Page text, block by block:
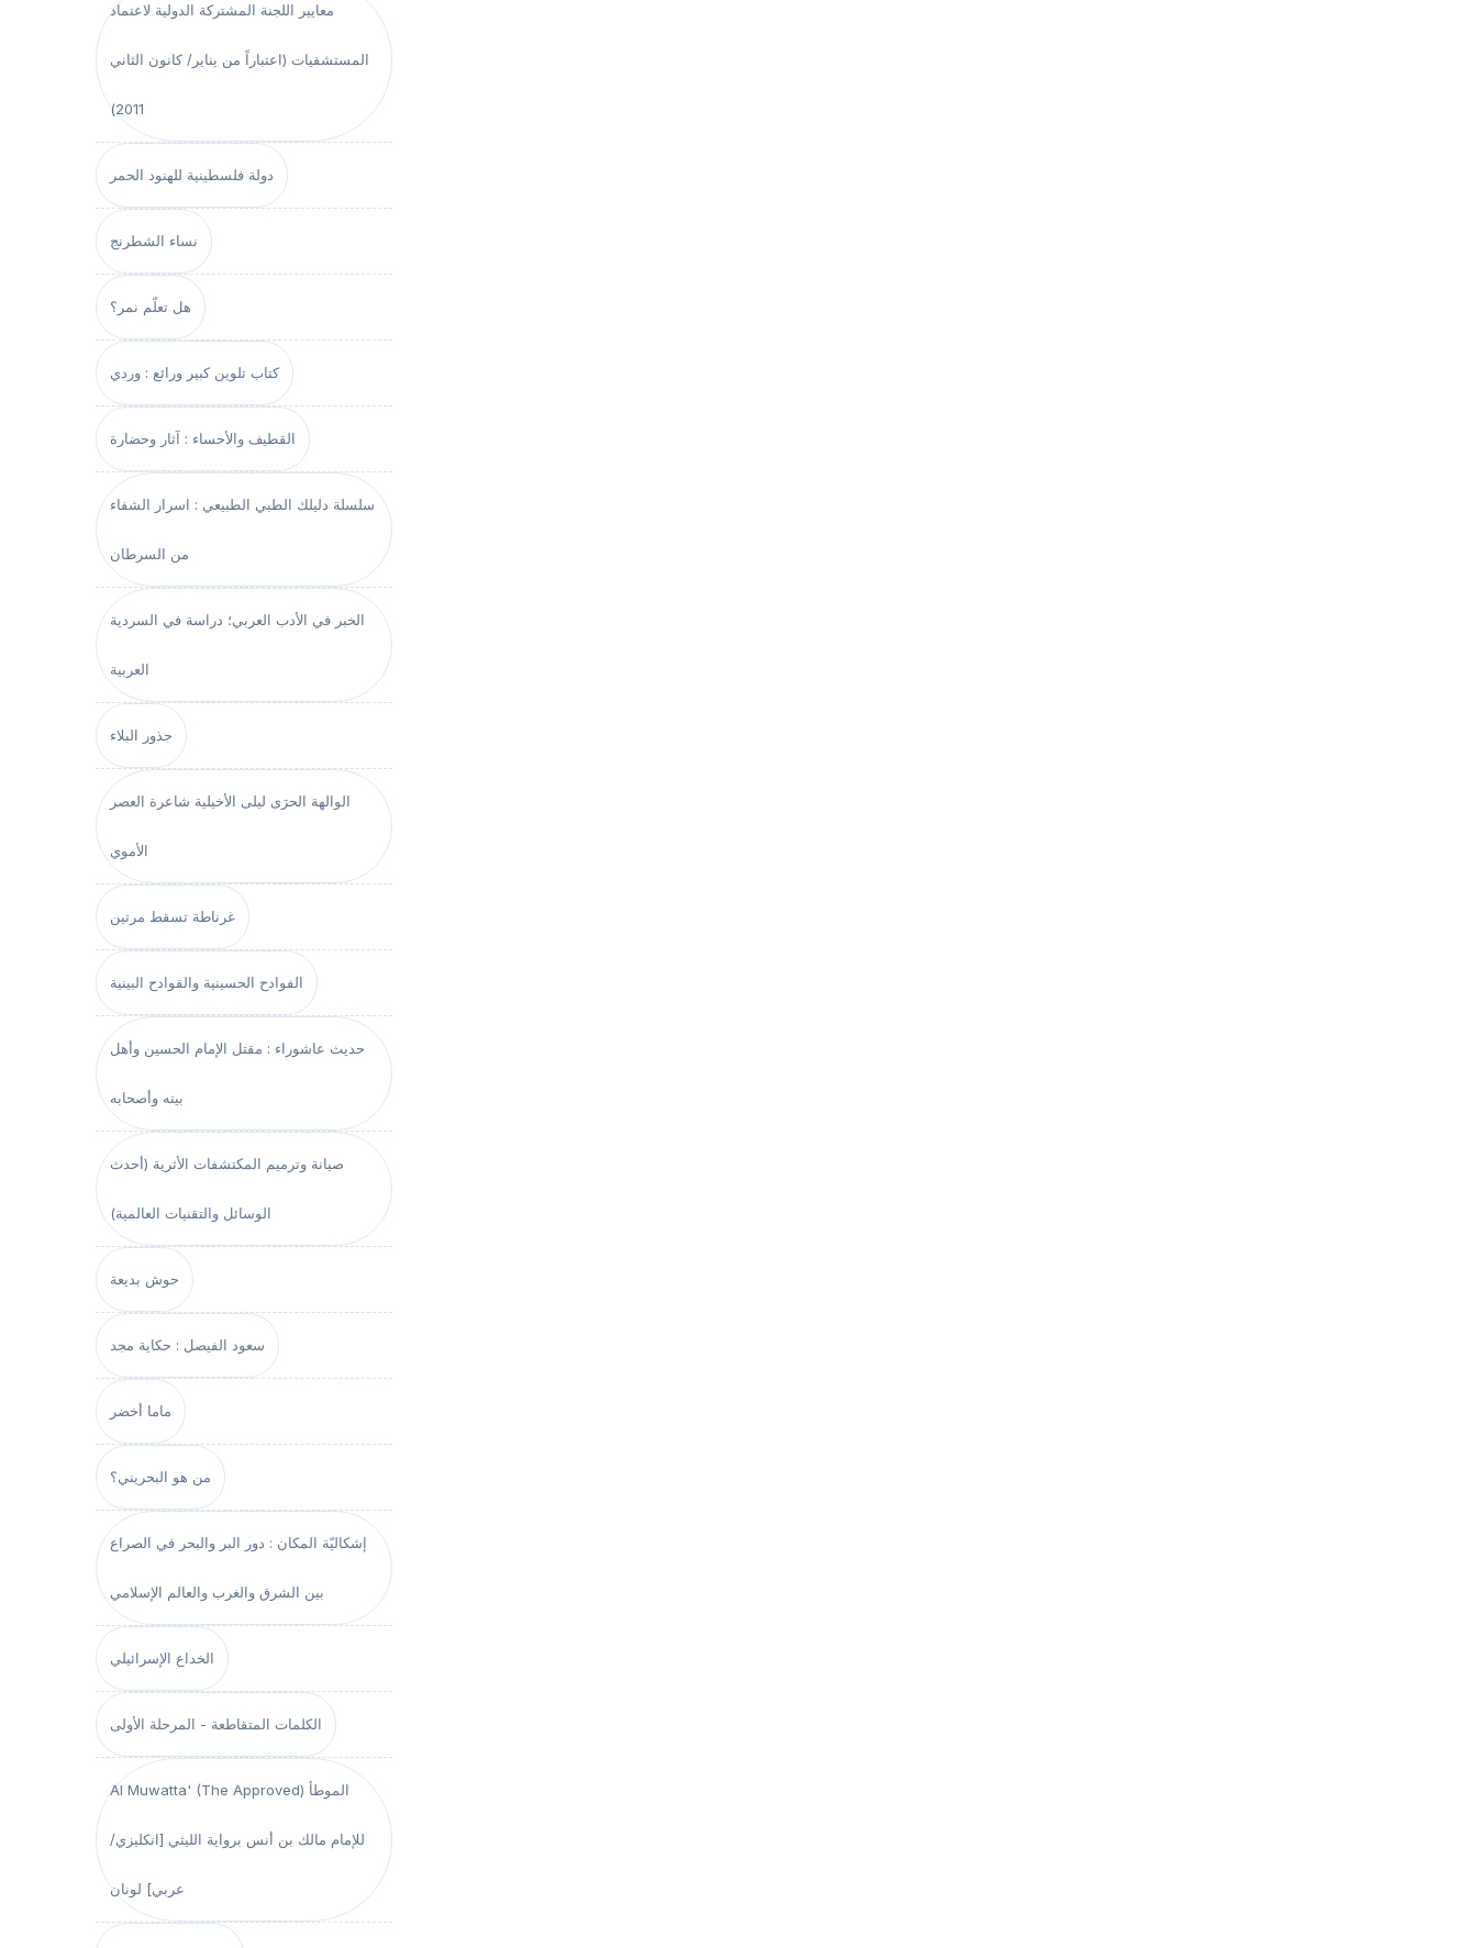
معايير اللجنة المشتركة الدولية لاعتماد
المستشفيات (اعتباراً من يناير/ كانون الثاني
2011)
دولة فلسطينية للهنود الحمر
نساء الشطرنج
هل تعلّم نمر؟
كتاب تلوين كبير ورائع : وردي
القطيف والأحساء : آثار وحضارة
سلسلة دليلك الطبي الطبيعي : اسرار الشفاء
من السرطان
الخبر في الأدب العربي؛ دراسة في السردية
العربية
جذور البلاء
الوالهة الحرَى ليلى الأخيلية شاعرة العصر
الأموي
غرناطة تسقط مرتين
الفوادح الحسينية والقوادح البينية
حديث عاشوراء : مقتل الإمام الحسين وأهل
بيته وأصحابه
صيانة وترميم المكتشفات الأثرية (أحدث
الوسائل والتقنيات العالمية)
حوش بديعة
سعود الفيصل : حكاية مجد
ماما أخضر
من هو البحريني؟
إشكاليّة المكان : دور البر والبحر في الصراع
بين الشرق والغرب والعالم الإسلامي
الخداع الإسرائيلي
الكلمات المتقاطعة - المرحلة الأولى
Al Muwatta' (The Approved) الموطأ
للإمام مالك بن أنس برواية الليثي [انكليزي/
عربي] لونان